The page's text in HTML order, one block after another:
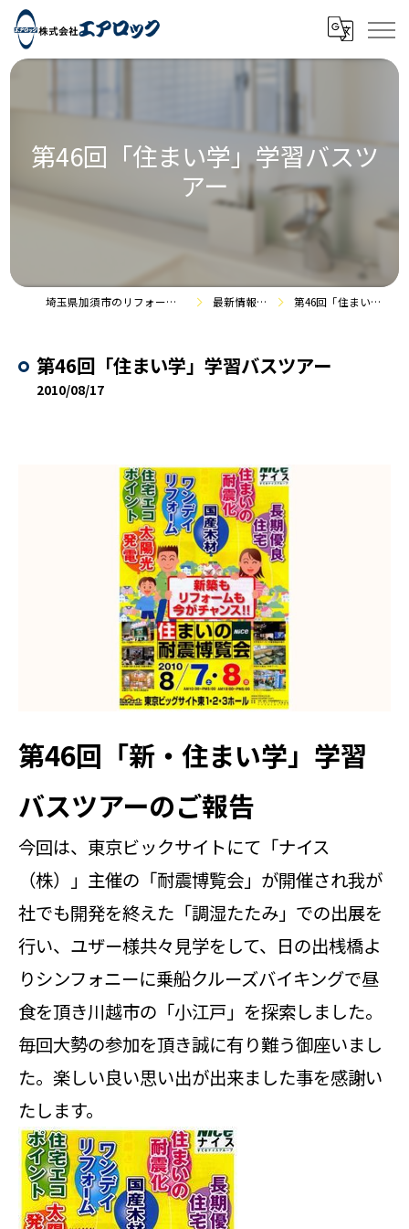
第46回「住まい学」学習バスツ
アー
埼玉県加須市のリフォームなら株式会社エアロック 最新情報・施工事例 第46回「住まい学」学習バスツアー
第46回「住まい学」学習バスツアー
2010/08/17
第46回「新・住まい学」学習
バスツアーのご報告
今回は、東京ビックサイトにて「ナイス
（株）」主催の「耐震博覧会」が開催され我が
社でも開発を終えた「調湿たたみ」での出展を
行い、ユザー様共々見学をして、日の出桟橋よ
りシンフォニーに乗船クルーズバイキングで昼
食を頂き川越市の「小江戸」を探索しました。
毎回大勢の参加を頂き誠に有り難う御座いまし
た。楽しい良い思い出が出来ました事を感謝い
たします。